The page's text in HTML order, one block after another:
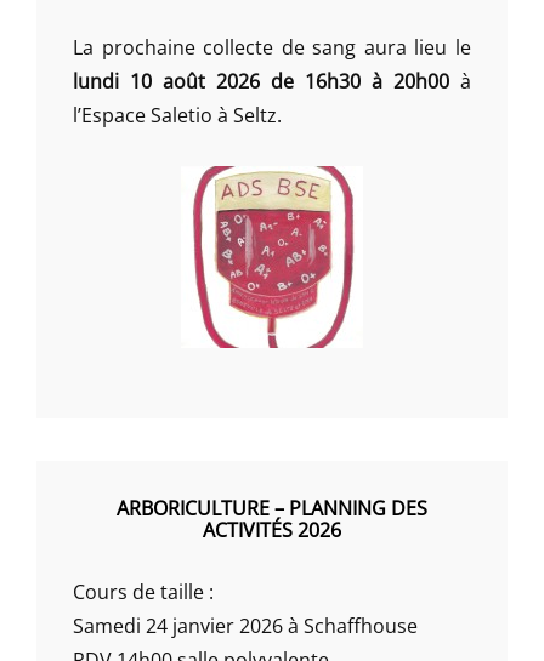
La prochaine collecte de sang aura lieu le
lundi 10 août 2026 de 16h30 à 20h00 à
l’Espace Saletio à Seltz.
ARBORICULTURE – PLANNING DES
ACTIVITÉS 2026
Cours de taille :
Samedi 24 janvier 2026 à Schaffhouse